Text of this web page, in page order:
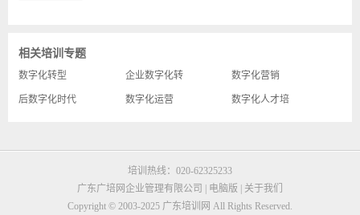
相关培训专题
数字化转型 企业数字化转 数字化营销
后数字化时代 数字化运营 数字化人才培
培训热线：020-62325233
广东广培网企业管理有限公司 | 电脑版
关于我们
Copyright © 2003-2025 广东培训网 All Rights Reserved.